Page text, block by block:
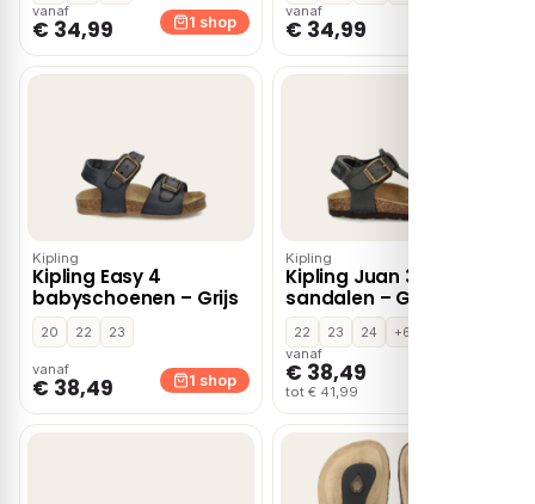
vanaf
€ 34,99 1 shop
vanaf
€ 34,99
Kipling
Kipling Easy 4
babyschoenen – Grijs
20 22 23
vanaf
€ 38,49 1 shop
Kipling
Kipling Juan 3
sandalen – Grijs
22 23 24
+6
vanaf
€ 38,49
tot € 41,99